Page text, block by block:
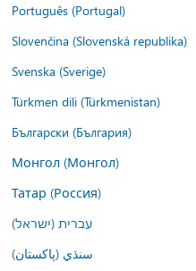
Português (Portugal)
Slovenčina (Slovenská republika)
Svenska (Sverige)
Türkmen dili (Türkmenistan)
Български (България)
Монгол (Монгол)
Татар (Россия)
עברית (ישראל)
سنڌي (پاکستان)